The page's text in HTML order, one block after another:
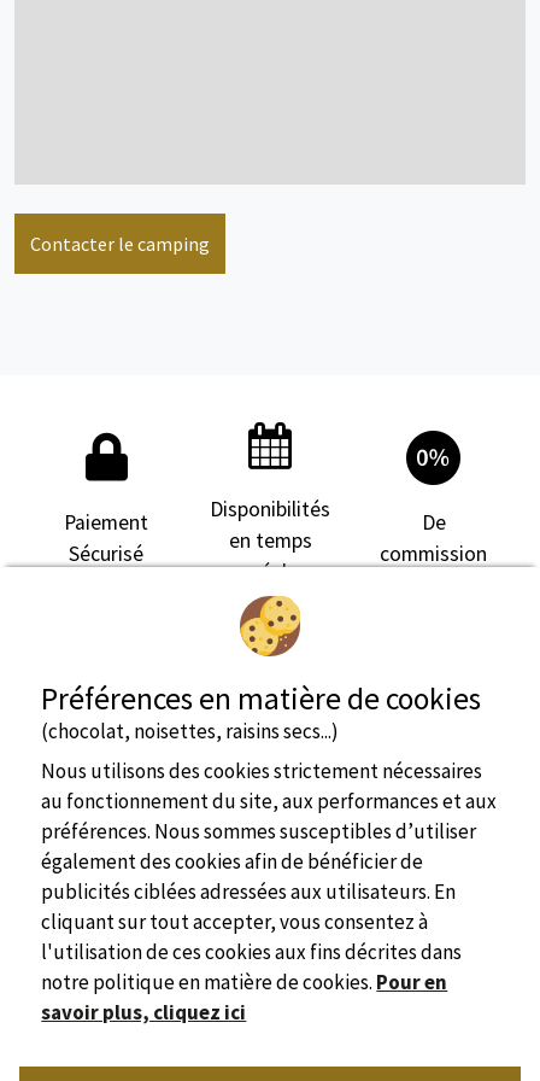
Contacter le camping
Paiement
Sécurisé
Disponibilités
en temps
réel
De
commission
Site officiel
Préférences en matière de cookies
(chocolat, noisettes, raisins secs...)
Nous utilisons des cookies strictement nécessaires
au fonctionnement du site, aux performances et aux
préférences. Nous sommes susceptibles d’utiliser
également des cookies afin de bénéficier de
publicités ciblées adressées aux utilisateurs. En
cliquant sur tout accepter, vous consentez à
l'utilisation de ces cookies aux fins décrites dans
notre politique en matière de cookies. Pour en
savoir plus, cliquez ici